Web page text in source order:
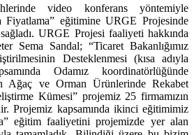
video konferans yöntemiyle
Fiyatlama” eğitimine URGE Projesinde
URGE Projesi faaliyeti hakkında
Sema Sandal; “Ticaret Bakanlığımız
Desteklenmesi (kısa adıyla
Odamız koordinatörlüğünde
Ağaç ve Orman Ürünlerinde Rekabet
Kümesi” projemiz 25 firmamızın
Projemiz kapsamında ikinci eğitimimiz
eğitim faaliyetini projemizde yer alan